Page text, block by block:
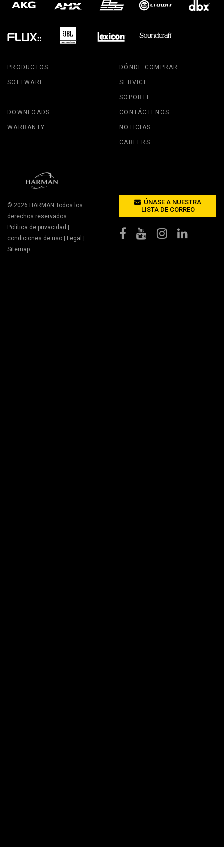
PRODUCTOS
SOFTWARE
DÓNDE COMPRAR
SERVICE
SOPORTE
DOWNLOADS
WARRANTY
CONTÁCTENOS
NOTICIAS
CAREERS
© 2026 HARMAN Todos los
derechos reservados.
Política de privacidad
condiciones de uso
Legal
Sitemap
ÚNASE A NUESTRA
LISTA DE CORREO